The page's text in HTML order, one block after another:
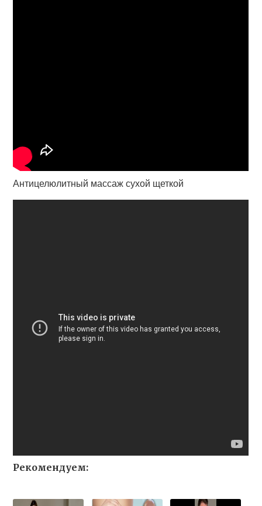
Антицелюлитный массаж сухой щеткой
Рекомендуем: